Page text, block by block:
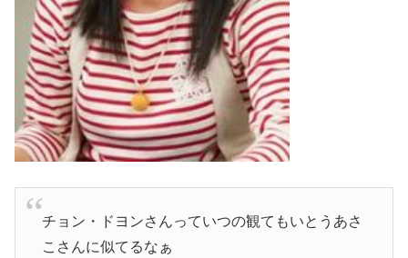
チョン・ドヨンさんっていつの観てもいとうあさ
こさんに似てるなぁ